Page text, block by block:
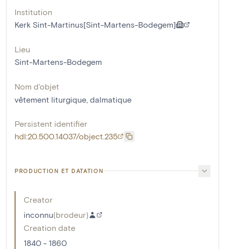
Institution
Kerk Sint-Martinus[Sint-Martens-Bodegem]
Lieu
Sint-Martens-Bodegem
Nom d'objet
vêtement liturgique dalmatique
Persistent identifier
hdl:20.500.14037/object.235
PRODUCTION ET DATATION
Creator
inconnu(brodeur)
Creation date
1840 - 1860